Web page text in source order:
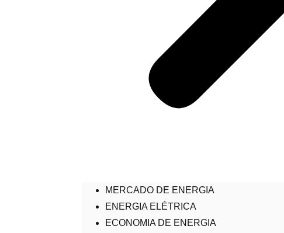
MERCADO DE ENERGIA
ENERGIA ELÉTRICA
ECONOMIA DE ENERGIA